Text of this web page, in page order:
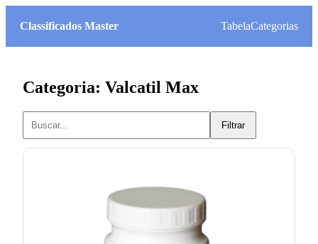
Classificados Master TabelaCategorias
Categoria: Valcatil Max
Filtrar